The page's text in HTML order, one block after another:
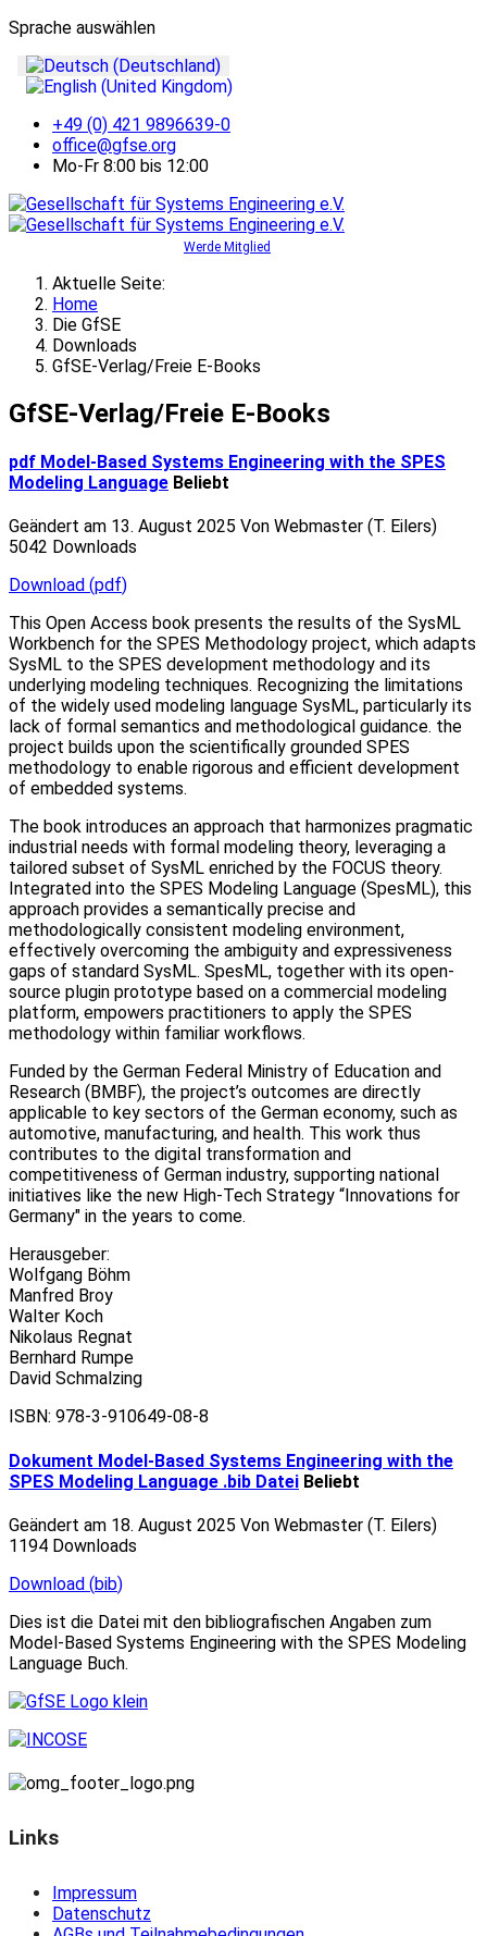
Sprache auswählen
+49 (0) 421 9896639-0
office@gfse.org
Mo-Fr 8:00 bis 12:00
Werde Mitglied
Aktuelle Seite:
Home
Die GfSE
Downloads
GfSE-Verlag/Freie E-Books
GfSE-Verlag/Freie E-Books
pdf Model-Based Systems Engineering with the SPES
Modeling Language Beliebt
Geändert am 13. August 2025 Von Webmaster (T. Eilers)
5042 Downloads
Download (pdf)
This Open Access book presents the results of the SysML
Workbench for the SPES Methodology project, which adapts
SysML to the SPES development methodology and its
underlying modeling techniques. Recognizing the limitations
of the widely used modeling language SysML, particularly its
lack of formal semantics and methodological guidance. the
project builds upon the scientifically grounded SPES
methodology to enable rigorous and efficient development
of embedded systems.
The book introduces an approach that harmonizes pragmatic
industrial needs with formal modeling theory, leveraging a
tailored subset of SysML enriched by the FOCUS theory.
Integrated into the SPES Modeling Language (SpesML), this
approach provides a semantically precise and
methodologically consistent modeling environment,
effectively overcoming the ambiguity and expressiveness
gaps of standard SysML. SpesML, together with its open-
source plugin prototype based on a commercial modeling
platform, empowers practitioners to apply the SPES
methodology within familiar workflows.
Funded by the German Federal Ministry of Education and
Research (BMBF), the project’s outcomes are directly
applicable to key sectors of the German economy, such as
automotive, manufacturing, and health. This work thus
contributes to the digital transformation and
competitiveness of German industry, supporting national
initiatives like the new High-Tech Strategy “Innovations for
Germany" in the years to come.
Herausgeber:
Wolfgang Böhm
Manfred Broy
Walter Koch
Nikolaus Regnat
Bernhard Rumpe
David Schmalzing
ISBN: 978-3-910649-08-8
Dokument Model-Based Systems Engineering with the
SPES Modeling Language .bib Datei Beliebt
Geändert am 18. August 2025 Von Webmaster (T. Eilers)
1194 Downloads
Download (bib)
Dies ist die Datei mit den bibliografischen Angaben zum
Model-Based Systems Engineering with the SPES Modeling
Language Buch.
Links
Impressum
Datenschutz